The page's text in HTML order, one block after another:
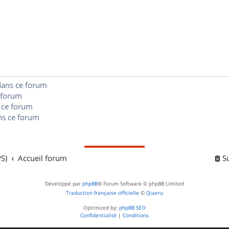
e
ce forum
forum
ce forum
Accueil forum
Développé par phpBB® Forum Software © phpBB Limited
Traduction française officielle © Qiaeru
Optimized by: phpBB SEO
Confidentialité | Conditions